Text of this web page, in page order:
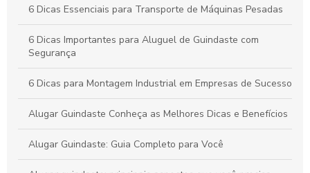
6 Dicas Essenciais para Transporte de Máquinas Pesadas
6 Dicas Importantes para Aluguel de Guindaste com
Segurança
6 Dicas para Montagem Industrial em Empresas de Sucesso
Alugar Guindaste Conheça as Melhores Dicas e Benefícios
Alugar Guindaste: Guia Completo para Você